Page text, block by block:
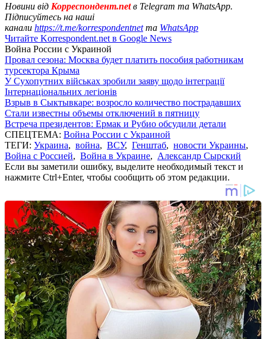
Новини від Корреспондент.netв Telegram та WhatsApp.
Підписуйтесь на наші
канали https://t.me/korrespondentnetта WhatsApp
Читайте Korrespondent.net в Google News
Война России с Украиной
Провал сезона: Москва будет платить пособия работникам
турсектора Крыма
У Сухопутних військах зробили заяву щодо інтеграції
Інтернаціональних легіонів
Взрыв в Сыктывкаре: возросло количество пострадавших
Стали известны объемы отключений в пятницу
Встреча президентов: Ермак и Рубио обсудили детали
СПЕЦТЕМА: Война России с Украиной
ТЕГИ: Украина, война, ВСУ, Генштаб, новости Украины,
Война с Россией, Война в Украине, Александр Сырский
Если вы заметили ошибку, выделите необходимый текст и
нажмите Ctrl+Enter, чтобы сообщить об этом редакции.